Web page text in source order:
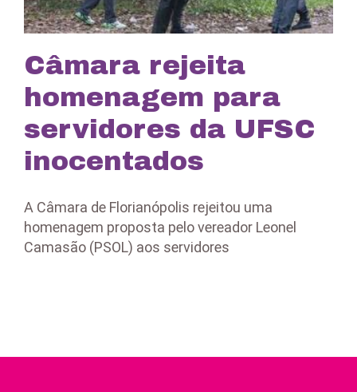
Câmara rejeita
homenagem para
servidores da UFSC
inocentados
A Câmara de Florianópolis rejeitou uma
homenagem proposta pelo vereador Leonel
Camasão (PSOL) aos servidores